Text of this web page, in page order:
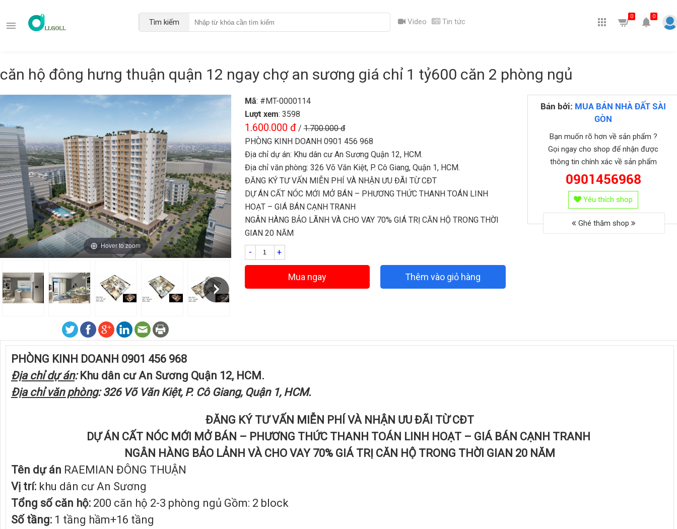
Tìm kiếm Video Tin tức
0 0
căn hộ đông hưng thuận quận 12 ngay chợ an sương giá chỉ 1 tỷ600 căn 2 phòng ngủ
Hover to zoom
Mã: #MT-0000114
Lượt xem: 3598
1.600.000 đ/1.700.000 đ
PHÒNG KINH DOANH 0901 456 968
Địa chỉ dự án: Khu dân cư An Sương Quận 12, HCM.
Địa chỉ văn phòng: 326 Võ Văn Kiệt, P. Cô Giang, Quận 1, HCM.
ĐĂNG KÝ TƯ VẤN MIỄN PHÍ VÀ NHẬN ƯU ĐÃI TỪ CĐT
DỰ ÁN CẤT NÓC MỚI MỞ BÁN – PHƯƠNG THỨC THANH TOÁN LINH
HOẠT – GIÁ BÁN CẠNH TRANH
NGÂN HÀNG BẢO LÃNH VÀ CHO VAY 70% GIÁ TRỊ CĂN HỘ TRONG THỜI
GIAN 20 NĂM
-
+
Mua ngay Thêm vào giỏ hàng
Bán bởi: MUA BÁN NHÀ ĐẤT SÀI
GÒN
Bạn muốn rõ hơn về sản phẩm ?
Gọi ngay cho shop để nhận được
thông tin chính xác về sản phẩm
0901456968
Yêu thích shop
Ghé thăm shop
PHÒNG KINH DOANH 0901 456 968
Địa chỉ dự án:Khu dân cư An Sương Quận 12, HCM.
Địa chỉ văn phòng:326 Võ Văn Kiệt, P. Cô Giang, Quận 1, HCM.
ĐĂNG KÝ TƯ VẤN MIỄN PHÍ VÀ NHẬN ƯU ĐÃI TỪ CĐT
DỰ ÁN CẤT NÓC MỚI MỞ BÁN – PHƯƠNG THỨC THANH TOÁN LINH HOẠT – GIÁ BÁN CẠNH TRANH
NGÂN HÀNG BẢO LẢNH VÀ CHO VAY 70% GIÁ TRỊ CĂN HỘ TRONG THỜI GIAN 20 NĂM
Tên dự án RAEMIAN ĐÔNG THUẬN
Vị trí: khu dân cư An Sương
Tổng số căn hộ: 200 căn hộ 2-3 phòng ngủ Gồm: 2 block
Số tầng: 1 tầng hầm+16 tầng